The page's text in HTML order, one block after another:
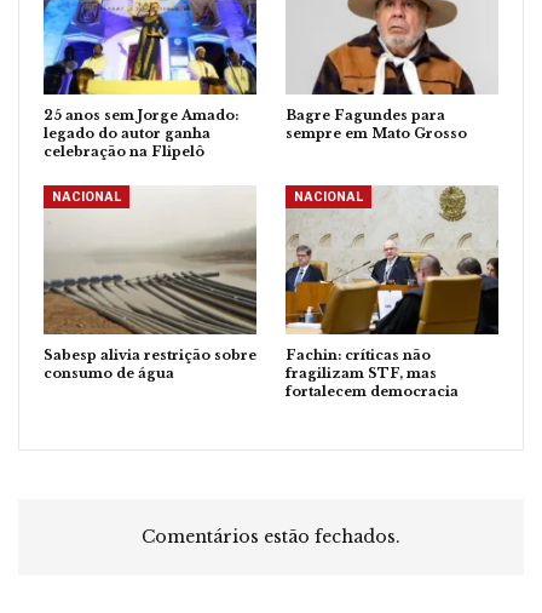
25 anos sem Jorge Amado:
legado do autor ganha
celebração na Flipelô
Bagre Fagundes para
sempre em Mato Grosso
NACIONAL
Sabesp alivia restrição sobre
consumo de água
NACIONAL
Fachin: críticas não
fragilizam STF, mas
fortalecem democracia
Comentários estão fechados.